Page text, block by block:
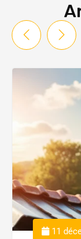
11